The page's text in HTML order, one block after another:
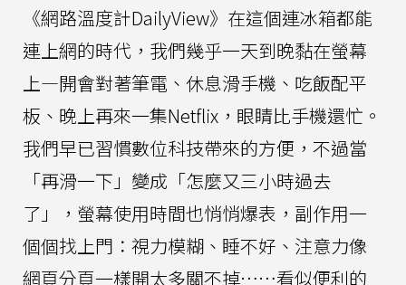
《網路溫度計DailyView》在這個連冰箱都能
連上網的時代，我們幾乎一天到晚黏在螢幕
上—開會對著筆電、休息滑手機、吃飯配平
板、晚上再來一集Netflix，眼睛比手機還忙。
我們早已習慣數位科技帶來的方便，不過當
「再滑一下」變成「怎麼又三小時過去
了」，螢幕使用時間也悄悄爆表，副作用一
個個找上門：視力模糊、睡不好、注意力像
網頁分頁一樣開太多關不掉……看似便利的